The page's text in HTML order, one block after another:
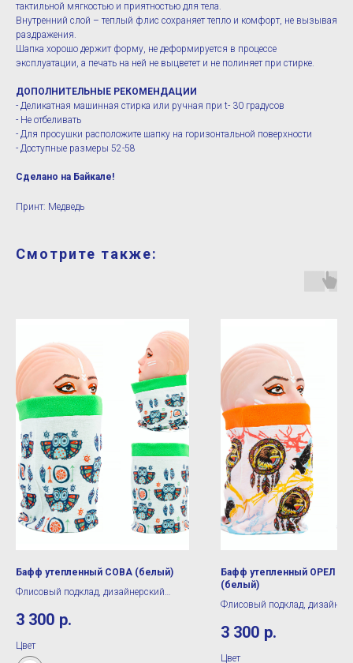
тактильной мягкостью и приятностью для тела.
Внутренний слой – теплый флис сохраняет тепло и комфорт, не вызывая
раздражения.
Шапка хорошо держит форму, не деформируется в процессе
эксплуатации, а печать на ней не выцветет и не полиняет при стирке.
ДОПОЛНИТЕЛЬНЫЕ РЕКОМЕНДАЦИИ
- Деликатная машинная стирка или ручная при t- 30 градусов
- Не отбеливать
- Для просушки расположите шапку на горизонтальной поверхности
- Доступные размеры 52-58
Сделано на Байкале!
Принт: Медведь
Смотрите также:
Бафф утепленный СОВА (белый)
Флисовый подклад, дизайнерский
3 300 р.
Цвет
Бафф утепленный ОРЕЛ В
(белый)
Флисовый подклад,
3 300 р.
Цвет